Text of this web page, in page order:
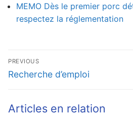
MEMO Dès le premier porc
respectez la réglementation
Navigation
de
PREVIOUS
Previous
Recherche d’emploi
Articles en relation